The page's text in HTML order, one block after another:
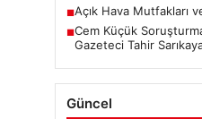
■Açık Hava Mutfakları
■Cem Küçük
Gazeteci Tahir
Güncel